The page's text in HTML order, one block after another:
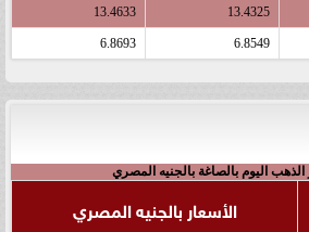
13.4325
13.4633
6.8549
6.8693
اليوم بالصاغة بالجنيه المصري
الأسعار بالجنيه المصري